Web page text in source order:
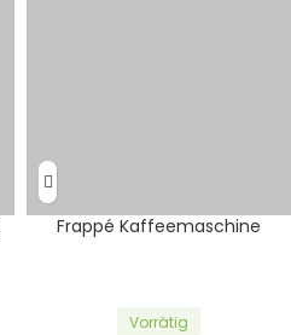
Frappé Kaffeemaschine
Vorrätig